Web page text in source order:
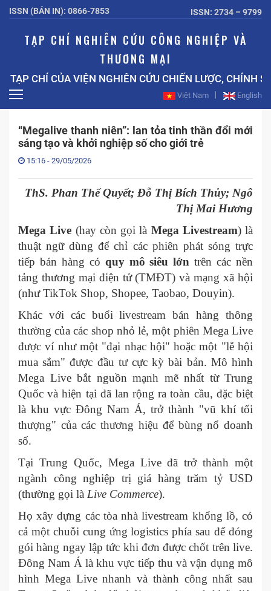
ISSN (BẢN IN): 0866-7853 ISSN: 2734 – 9799
TẠP CHÍ NGHIÊN CỨU CÔNG NGHIỆP VÀ
THƯƠNG MẠI
CHÍ CỦA VIỆN NGHIÊN CỨU CHIẾN LƯỢC, CHÍNH SÁCH
Việt Nam English
“Megalive thanh niên”: lan tỏa tinh thần đổi mới
sáng tạo và khởi nghiệp số cho giới trẻ
15:16 - 29/05/2026
ThS. Phan Thế Quyết; Đỗ Thị Bích Thủy; Ngô
Thị Mai Hương
Mega Live (hay còn gọi là Mega Livestream) là
thuật ngữ dùng để chỉ các phiên phát sóng trực
tiếp bán hàng có quy mô siêu lớn trên các nền
tảng thương mại điện tử (TMĐT) và mạng xã hội
(như TikTok Shop, Shopee, Taobao, Douyin).
Khác với các buổi livestream bán hàng thông
thường của các shop nhỏ lẻ, một phiên Mega Live
được ví như một "đại nhạc hội" hoặc một "lễ hội
mua sắm" được đầu tư cực kỳ bài bản. Mô hình
Mega Live bắt nguồn mạnh mẽ nhất từ Trung
Quốc và hiện tại đã lan rộng ra toàn cầu, đặc biệt
là khu vực Đông Nam Á, trở thành "vũ khí tối
thượng" của các thương hiệu để bùng nổ doanh
số.
Tại Trung Quốc, Mega Live đã trở thành một
ngành công nghiệp trị giá hàng trăm tỷ USD
(thường gọi là Live Commerce).
Họ xây dựng các tòa nhà livestream khổng lồ, có
cả một chuỗi cung ứng logistics phía sau để đóng
gói hàng ngay lập tức khi đơn được chốt trên live.
Đông Nam Á là khu vực tiếp thu và vận dụng mô
hình Mega Live nhanh và thành công nhất sau